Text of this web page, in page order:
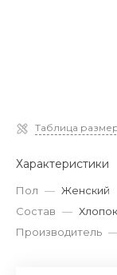
Таблица
Характеристики
Пол — Женский
Состав —
Производитель